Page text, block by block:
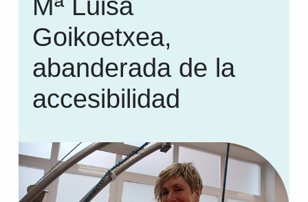
Mª Luisa
Goikoetxea,
abanderada de la
accesibilidad